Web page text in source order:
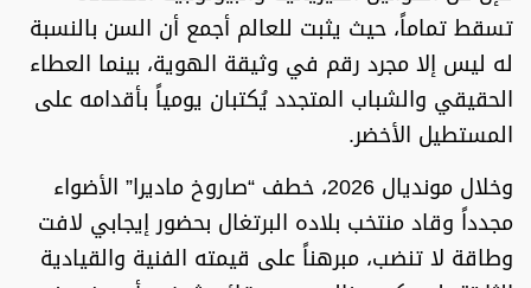
تسقط تماماً، حيث يثبت للعالم أجمع أن السن بالنسبة
له ليس إلا مجرد رقم في وثيقة الهوية، بينما العطاء
الحقيقي والشباب المتجدد يُكتبان يومياً بأقدامه على
المستطيل الأخضر.
وخلال مونديال 2026، خطف “صاروخ ماديرا” الأضواء
مجدداً وقاد منتخب بلاده البرتغال بحضور إيجابي لافت
وطاقة لا تنضب، مبرهناً على قيمته الفنية والقيادية